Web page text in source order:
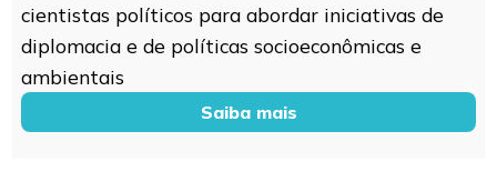
cientistas políticos para abordar iniciativas de
diplomacia e de políticas socioeconômicas e
ambientais
Saiba mais